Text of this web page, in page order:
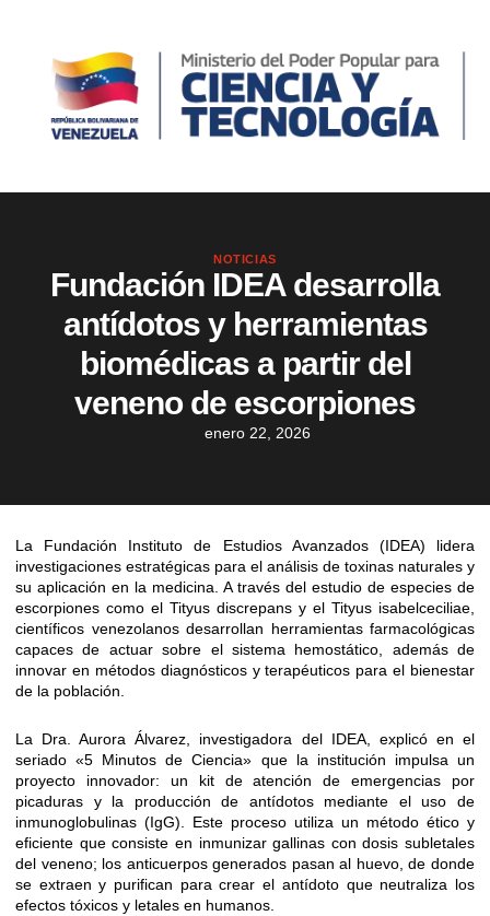
NOTICIAS
Fundación IDEA desarrolla
antídotos y herramientas
biomédicas a partir del
veneno de escorpiones
enero 22, 2026
La Fundación Instituto de Estudios Avanzados (IDEA) lidera
investigaciones estratégicas para el análisis de toxinas naturales y
su aplicación en la medicina. A través del estudio de especies de
escorpiones como el Tityus discrepans y el Tityus isabelceciliae,
científicos venezolanos desarrollan herramientas farmacológicas
capaces de actuar sobre el sistema hemostático, además de
innovar en métodos diagnósticos y terapéuticos para el bienestar
de la población.
La Dra. Aurora Álvarez, investigadora del IDEA, explicó en el
seriado «5 Minutos de Ciencia» que la institución impulsa un
proyecto innovador: un kit de atención de emergencias por
picaduras y la producción de antídotos mediante el uso de
inmunoglobulinas (IgG). Este proceso utiliza un método ético y
eficiente que consiste en inmunizar gallinas con dosis subletales
del veneno; los anticuerpos generados pasan al huevo, de donde
se extraen y purifican para crear el antídoto que neutraliza los
efectos tóxicos y letales en humanos.